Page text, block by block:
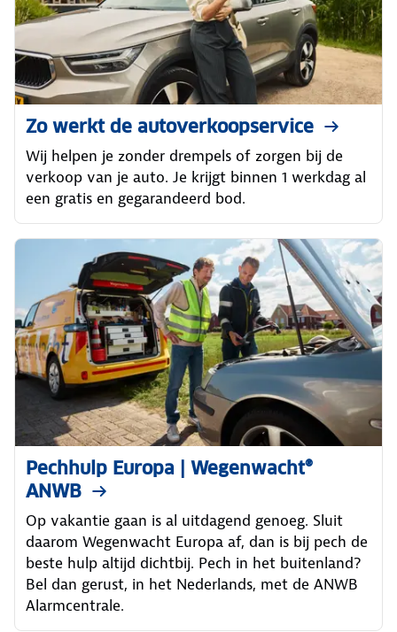
Zo werkt de autoverkoopservice
Wij helpen je zonder drempels of zorgen bij de
verkoop van je auto. Je krijgt binnen 1 werkdag al
een gratis en gegarandeerd bod.
Pechhulp Europa | Wegenwacht®
ANWB
Op vakantie gaan is al uitdagend genoeg. Sluit
daarom Wegenwacht Europa af, dan is bij pech de
beste hulp altijd dichtbij. Pech in het buitenland?
Bel dan gerust, in het Nederlands, met de ANWB
Alarmcentrale.